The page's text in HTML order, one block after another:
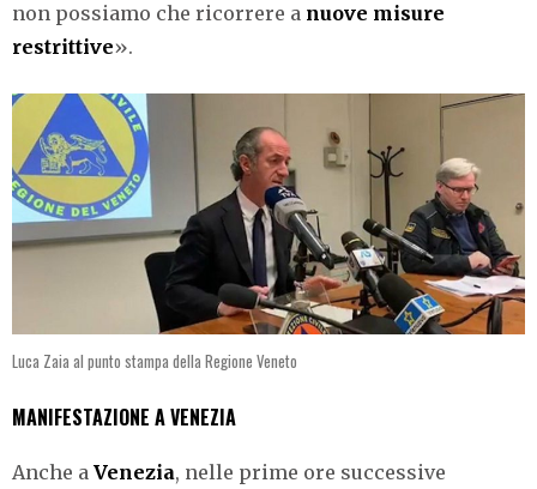
non possiamo che ricorrere a nuove misure
restrittive».
Luca Zaia al punto stampa della Regione Veneto
MANIFESTAZIONE A VENEZIA
Anche a Venezia, nelle prime ore successive